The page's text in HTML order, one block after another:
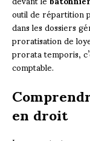
outil de répartition
dans les dossiers
proratisation de
prorata temporis,
comptable.
en droit